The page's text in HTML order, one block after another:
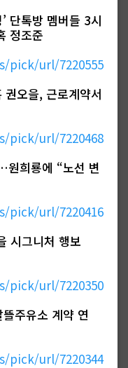
단톡방 멤버들 3시
정조준
pick/url/7220555
권오을, 근로계약서
pick/url/7220468
희룡에 “노선 변
pick/url/7220416
시그니처 행보
pick/url/7220350
주유소 계약 연
pick/url/7220344